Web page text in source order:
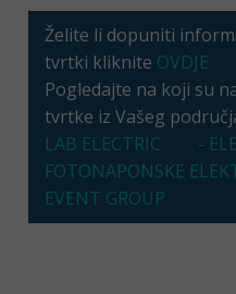
Želite li dopuniti
tvrtki kliknite OVDJE
Pogledajte na koji su
tvrtke iz Vašeg
LAB ELECTRIC
-
FOTONAPONSKE
EVENT GROUP